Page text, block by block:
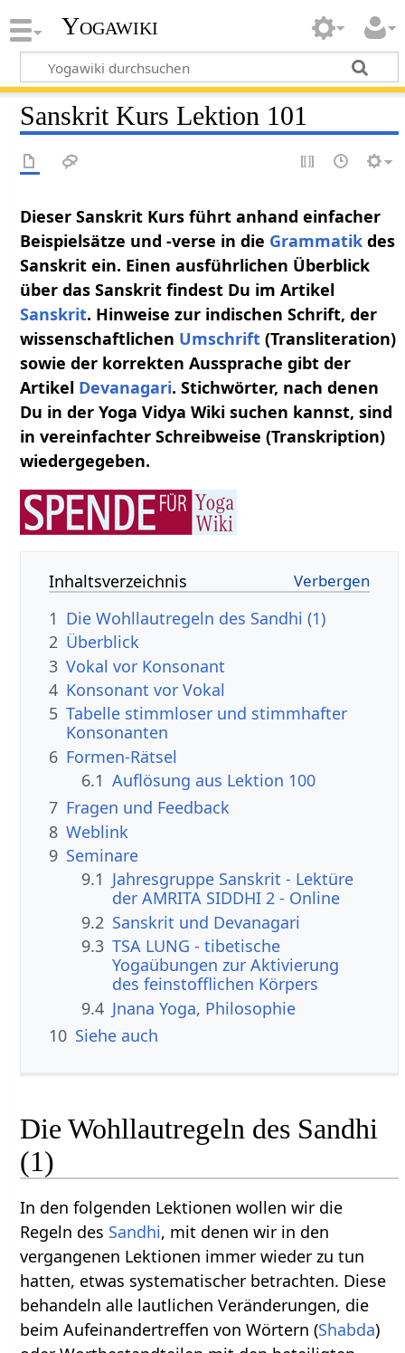
Yogawiki
Sanskrit Kurs Lektion 101
Dieser Sanskrit Kurs führt anhand einfacher
Beispielsätze und -verse in die Grammatik des
Sanskrit ein. Einen ausführlichen Überblick
über das Sanskrit findest Du im Artikel
Sanskrit. Hinweise zur indischen Schrift, der
wissenschaftlichen Umschrift (Transliteration)
sowie der korrekten Aussprache gibt der
Artikel Devanagari. Stichwörter, nach denen
Du in der Yoga Vidya Wiki suchen kannst, sind
in vereinfachter Schreibweise (Transkription)
wiedergegeben.
Inhaltsverzeichnis
1 Die Wohllautregeln des Sandhi (1)
2 Überblick
3 Vokal vor Konsonant
4 Konsonant vor Vokal
5 Tabelle stimmloser und stimmhafter
Konsonanten
6 Formen-Rätsel
6.1 Auflösung aus Lektion 100
7 Fragen und Feedback
8 Weblink
9 Seminare
9.1 Jahresgruppe Sanskrit - Lektüre
der AMRITA SIDDHI 2 - Online
9.2 Sanskrit und Devanagari
9.3 TSA LUNG - tibetische
Yogaübungen zur Aktivierung
des feinstofflichen Körpers
9.4 Jnana Yoga, Philosophie
10 Siehe auch
Die Wohllautregeln des Sandhi
(1)
In den folgenden Lektionen wollen wir die
Regeln des Sandhi, mit denen wir in den
vergangenen Lektionen immer wieder zu tun
hatten, etwas systematischer betrachten. Diese
behandeln alle lautlichen Veränderungen, die
beim Aufeinandertreffen von Wörtern (Shabda)